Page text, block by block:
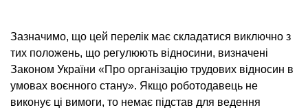
Зазначимо, що цей перелік має складатися виключно з
тих положень, що регулюють відносини, визначені
Законом України «Про організацію трудових відносин в
умовах воєнного стану». Якщо роботодавець не
виконує ці вимоги, то немає підстав для ведення